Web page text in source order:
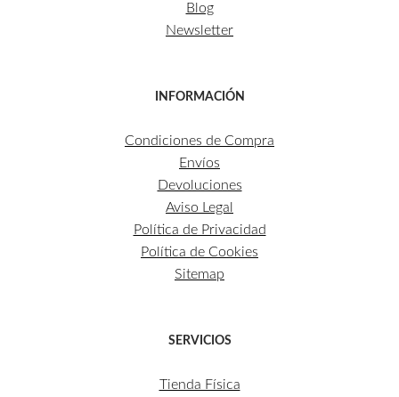
Blog
Newsletter
INFORMACIÓN
Condiciones de Compra
Envíos
Devoluciones
Aviso Legal
Política de Privacidad
Política de Cookies
Sitemap
SERVICIOS
Tienda Física